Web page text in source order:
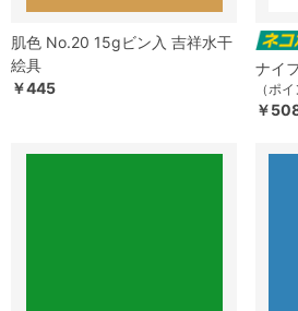
肌色 No.20 15gビン入 吉祥水干
絵具
￥445
ナイ
（ポイ
￥